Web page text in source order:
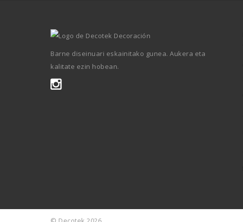
Barne diseinuari eskainitako gunea. Aukera eta
kalitate ezin hobean.